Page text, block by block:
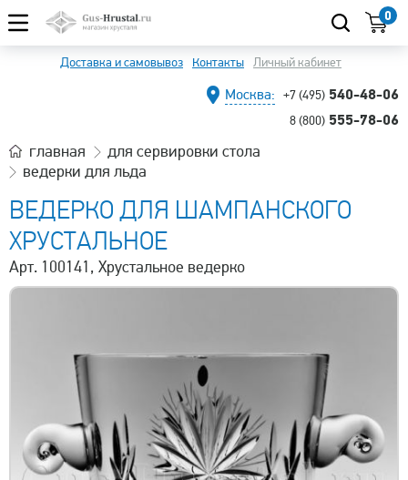
0
Доставка и самовывоз Контакты Личный кабинет
Москва: +7 (495) 540-48-06
8 (800) 555-78-06
главная
для сервировки стола
ведерки для льда
ВЕДЕРКО ДЛЯ ШАМПАНСКОГО
ХРУСТАЛЬНОЕ
Арт. 100141, Хрустальное ведерко